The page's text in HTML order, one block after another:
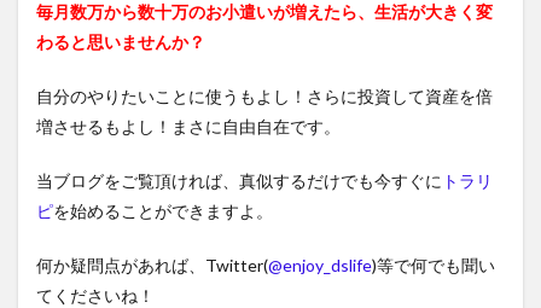
毎月数万から数十万のお小遣いが増えたら、生活が大きく変
わると思いませんか？
自分のやりたいことに使うもよし！さらに投資して資産を倍
増させるもよし！まさに自由自在です。
当ブログをご覧頂ければ、真似するだけでも今すぐに トラリ
ピを始めることができますよ。
何か疑問点があれば、Twitter(@enjoy_dslife)等で何でも聞い
てくださいね！